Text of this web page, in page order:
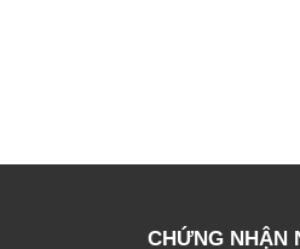
CHỨNG NHẬN